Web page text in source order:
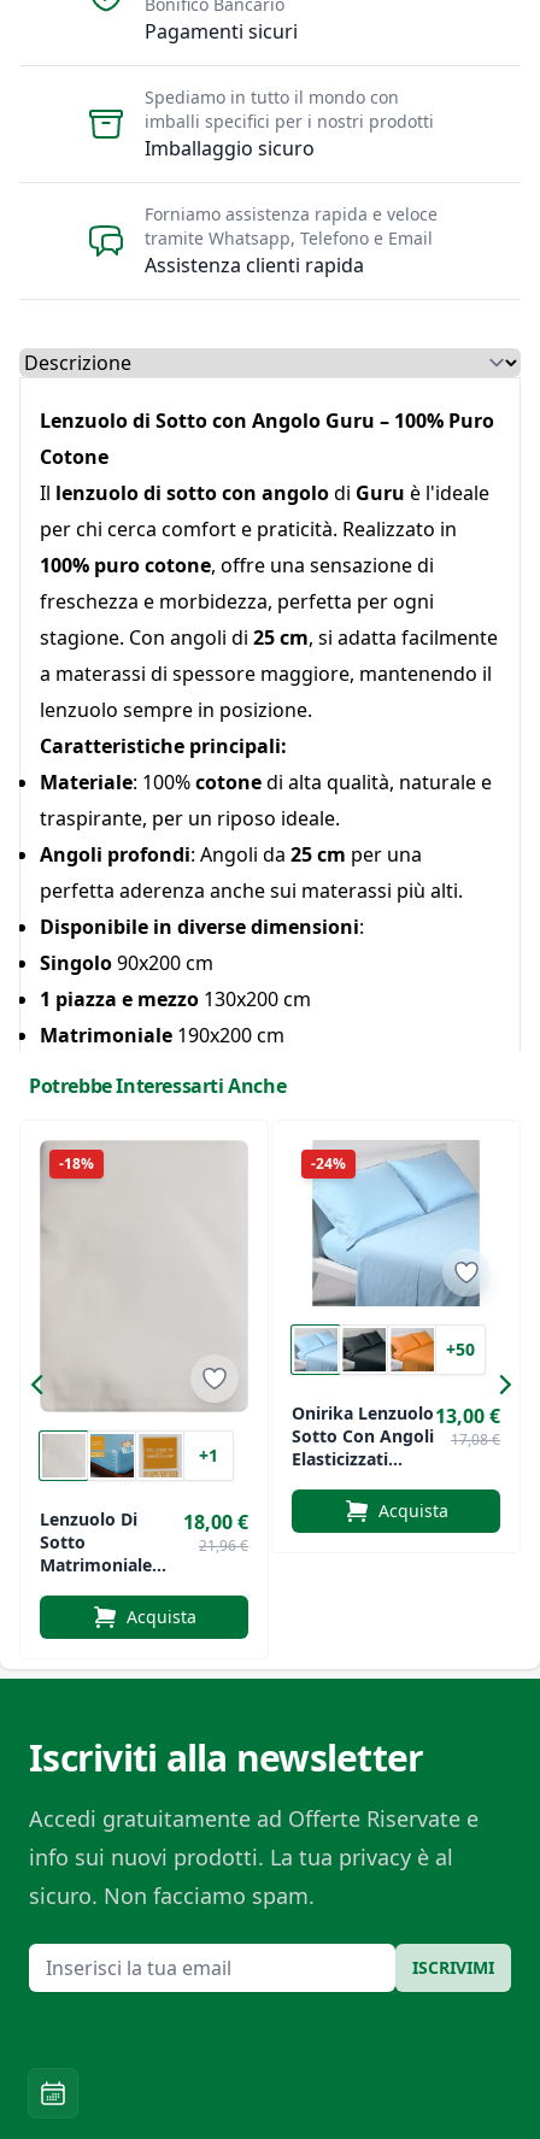
Pagamenti sicuri
Imballaggio sicuro
Spediamo in tutto il mondo con
imballi specifici per i nostri prodotti
Assistenza clienti rapida
Forniamo assistenza rapida e veloce
tramite Whatsapp, Telefono e Email
Select a tab
Lenzuolo di Sotto con Angolo Guru – 100% Puro
Cotone
Il lenzuolo di sotto con angolodi Guru è l'ideale
per chi cerca comfort e praticità. Realizzato in
100% puro cotone, offre una sensazione di
freschezza e morbidezza, perfetta per ogni
stagione. Con angoli di 25 cm, si adatta facilmente
a materassi di spessore maggiore, mantenendo il
lenzuolo sempre in posizione.
Caratteristiche principali:
Materiale: 100%cotonedi alta qualità, naturale e
traspirante, per un riposo ideale.
Angoli profondi: Angoli da 25 cm per una
perfetta aderenza anche sui materassi più alti.
Disponibile in diverse dimensioni:
Singolo90x200 cm
1 piazza e mezzo 130x200 cm
Matrimoniale 190x200 cm
cerca qualità e comodità per il proprio letto.
Potrebbe Interessarti Anche
-18%
+1
Lenzuolo Di
Sotto
Matrimoniale
Di Biancaluna
18,00 €
21,96 €
Acquista
-24%
+50
Onirika Lenzuolo
Sotto Con Angoli
Elasticizzati
Tinta Unita
13,00 €
17,08 €
Acquista
Iscriviti alla newsletter
Accedi gratuitamente ad Offerte Riservate e
info sui nuovi prodotti. La tua privacy è al
sicuro. Non facciamo spam.
Email ISCRIVIMI